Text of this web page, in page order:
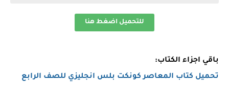
للتحميل اضغط هنا
باقي اجزاء الكتاب:
تحميل كتاب المعاصر كونكت بلس انجليزي للصف الرابع